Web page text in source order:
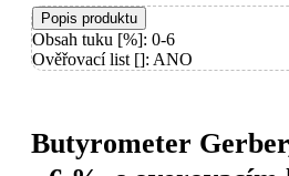
Popis produktu
Obsah tuku [%]: 0-6
Ověřovací list []: ANO
Butyrometer